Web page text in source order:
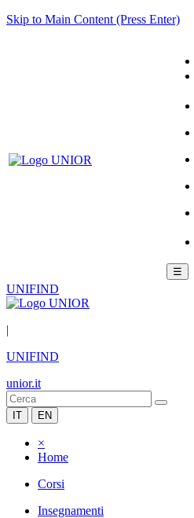
Skip to Main Content (Press Enter)
☰
UNIFIND
|
UNIFIND
unior.it
IT EN
×
Home
Corsi
Insegnamenti